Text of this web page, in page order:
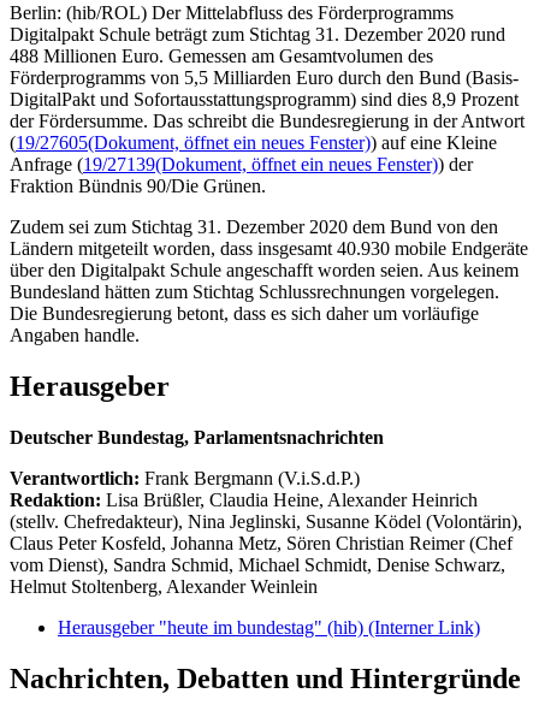
Berlin: (hib/ROL) Der Mittelabfluss des Förderprogramms
Digitalpakt Schule beträgt zum Stichtag 31. Dezember 2020 rund
488 Millionen Euro. Gemessen am Gesamtvolumen des
Förderprogramms von 5,5 Milliarden Euro durch den Bund (Basis-
DigitalPakt und Sofortausstattungsprogramm) sind dies 8,9 Prozent
der Fördersumme. Das schreibt die Bundesregierung in der Antwort
(19/27605(Dokument, öffnet ein neues Fenster)) auf eine Kleine
Anfrage (19/27139(Dokument, öffnet ein neues Fenster)) der
Fraktion Bündnis 90/Die Grünen.
Zudem sei zum Stichtag 31. Dezember 2020 dem Bund von den
Ländern mitgeteilt worden, dass insgesamt 40.930 mobile Endgeräte
über den Digitalpakt Schule angeschafft worden seien. Aus keinem
Bundesland hätten zum Stichtag Schlussrechnungen vorgelegen.
Die Bundesregierung betont, dass es sich daher um vorläufige
Angaben handle.
Herausgeber
Deutscher Bundestag, Parlamentsnachrichten
Verantwortlich: Frank Bergmann (V.i.S.d.P.)
Redaktion: Lisa Brüßler, Claudia Heine, Alexander Heinrich
(stellv. Chefredakteur), Nina Jeglinski, Susanne Ködel (Volontärin),
Claus Peter Kosfeld, Johanna Metz, Sören Christian Reimer (Chef
vom Dienst), Sandra Schmid, Michael Schmidt, Denise Schwarz,
Helmut Stoltenberg, Alexander Weinlein
Herausgeber "heute im bundestag" (hib) (Interner Link)
Nachrichten, Debatten und Hintergründe